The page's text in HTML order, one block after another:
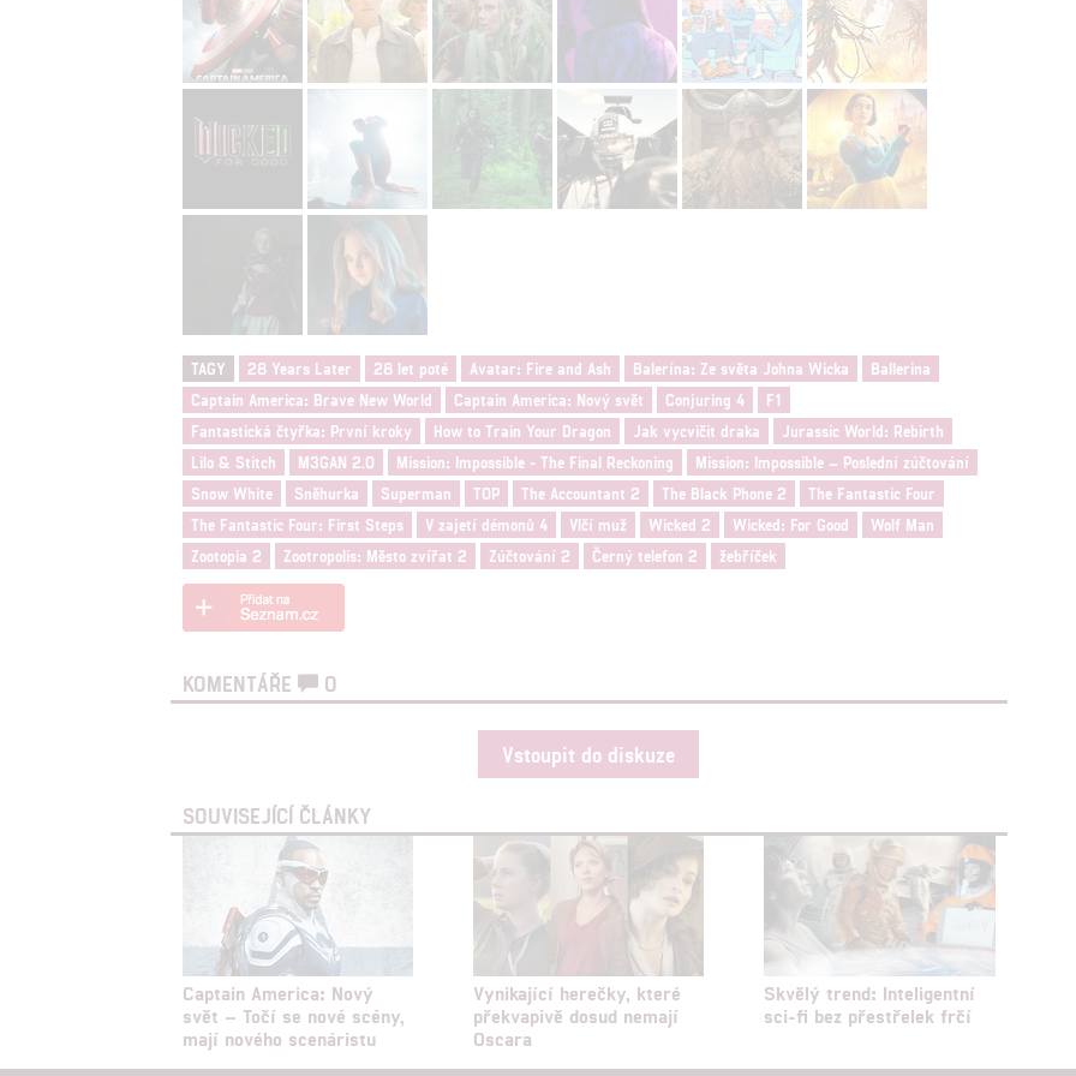
TAGY 28 Years Later 28 let poté Avatar: Fire and Ash Balerína: Ze světa Johna Wicka
Ballerina
Captain America: Brave New World
Captain America: Nový svět Conjuring 4
F1
Fantastická čtyřka: První kroky
How to Train Your Dragon Jak vycvičit draka
Jurassic World: Rebirth
Lilo & Stitch
M3GAN 2.0 Mission: Impossible - The Final Reckoning
Mission: Impossible – Poslední zúčtování
Snow White
Sněhurka Superman TOP The Accountant 2 The Black Phone 2
The Fantastic Four
The Fantastic Four: First Steps
V zajetí démonů 4 Vlčí muž Wicked 2 Wicked: For Good
Wolf Man
Zootopia 2
Zootropolis: Město zvířat 2 Zúčtování 2 Černý telefon 2 žebříček
KOMENTÁŘE 0
Vstoupit do diskuze
SOUVISEJÍCÍ ČLÁNKY
Captain America: Nový
svět – Točí se nové scény,
mají nového scenáristu
Vynikající herečky, které
překvapivě dosud nemají
Oscara
Skvělý trend: Inteligentní
sci-fi bez přestřelek frčí